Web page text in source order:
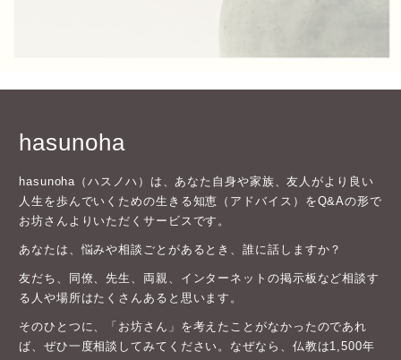
hasunoha
hasunoha（ハスノハ）は、あなた自身や家族、友人がより良い
人生を歩んでいくための生きる知恵（アドバイス）をQ&Aの形で
お坊さんよりいただくサービスです。
あなたは、悩みや相談ごとがあるとき、誰に話しますか？
友だち、同僚、先生、両親、インターネットの掲示板など相談す
る人や場所はたくさんあると思います。
そのひとつに、「お坊さん」を考えたことがなかったのであれ
ば、ぜひ一度相談してみてください。なぜなら、仏教は1,500年